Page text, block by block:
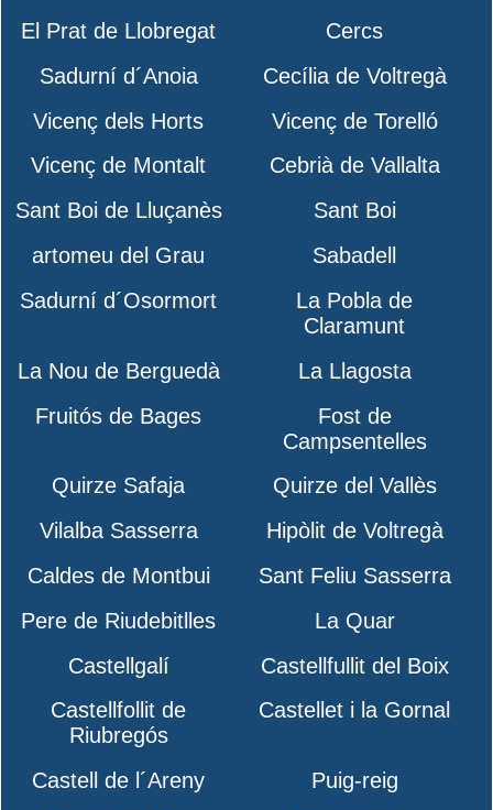
El Prat de Llobregat
Cercs
Sadurní d´Anoia
Cecília de Voltregà
Vicenç dels Horts
Vicenç de Torelló
Vicenç de Montalt
Cebrià de Vallalta
Sant Boi de Lluçanès
Sant Boi
artomeu del Grau
Sabadell
Sadurní d´Osormort
La Pobla de
Claramunt
La Nou de Berguedà
La Llagosta
Fruitós de Bages
Fost de
Campsentelles
Quirze Safaja
Quirze del Vallès
Vilalba Sasserra
Hipòlit de Voltregà
Caldes de Montbui
Sant Feliu Sasserra
Pere de Riudebitlles
La Quar
Castellgalí
Castellfullit del Boix
Castellfollit de
Riubregós
Castellet i la Gornal
Castell de l´Areny
Puig-reig